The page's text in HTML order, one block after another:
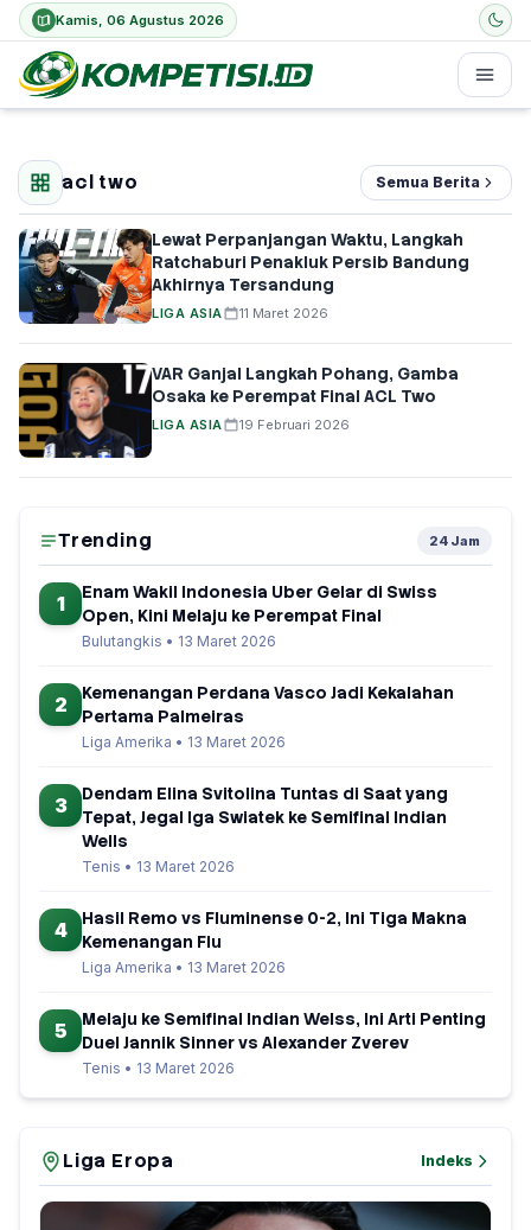
Kamis, 06 Agustus 2026
acl two Semua Berita
Lewat Perpanjangan Waktu, Langkah
Ratchaburi Penakluk Persib Bandung
Akhirnya Tersandung
LIGA ASIA 11 Maret 2026
VAR Ganjal Langkah Pohang, Gamba
Osaka ke Perempat Final ACL Two
LIGA ASIA 19 Februari 2026
Trending 24 Jam
1
Enam Wakil Indonesia Uber Gelar di Swiss
Open, Kini Melaju ke Perempat Final
Bulutangkis • 13 Maret 2026
2
Kemenangan Perdana Vasco Jadi Kekalahan
Pertama Palmeiras
Liga Amerika • 13 Maret 2026
3
Dendam Elina Svitolina Tuntas di Saat yang
Tepat, Jegal Iga Swiatek ke Semifinal Indian
Wells
Tenis • 13 Maret 2026
4
Hasil Remo vs Fluminense 0-2, Ini Tiga Makna
Kemenangan Flu
Liga Amerika • 13 Maret 2026
5
Melaju ke Semifinal Indian Welss, Ini Arti Penting
Duel Jannik Sinner vs Alexander Zverev
Tenis • 13 Maret 2026
Liga Eropa Indeks